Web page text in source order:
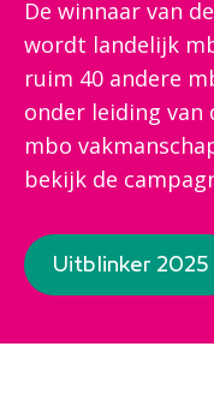
De winnaar van
wordt landelijk
ruim 40 andere
onder leiding van
mbo
bekijk de
Uitblinker 2025